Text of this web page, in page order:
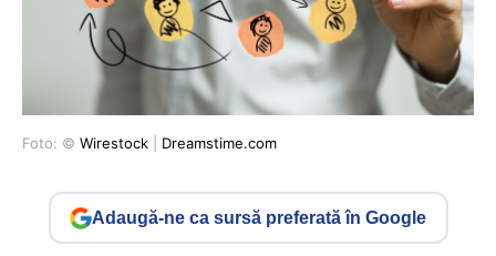
Foto: © Wirestock Dreamstime.com
Adaugă-ne ca sursă preferată în Google